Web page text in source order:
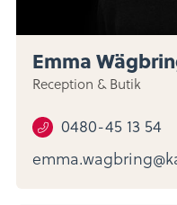
Emma
Reception & Butik
0480-45 13 54